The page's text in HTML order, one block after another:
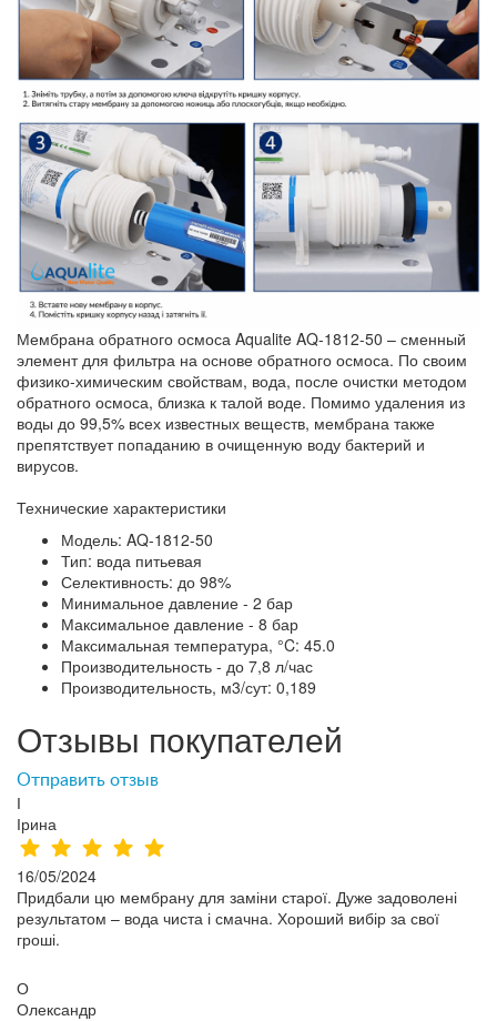
Мембрана обратного осмоса Aqualite AQ-1812-50 – сменный
элемент для фильтра на основе обратного осмоса. По своим
физико-химическим свойствам, вода, после очистки методом
обратного осмоса, близка к талой воде. Помимо удаления из
воды до 99,5% всех известных веществ, мембрана также
препятствует попаданию в очищенную воду бактерий и
вирусов.
Технические характеристики
Модель: AQ-1812-50
Тип: вода питьевая
Селективность: до 98%
Минимальное давление - 2 бар
Максимальное давление - 8 бар
Максимальная температура, °C: 45.0
Производительность - до 7,8 л/час
Производительность, м3/сут: 0,189
Отзывы покупателей
Отправить отзыв
І
Ірина
16/05/2024
Придбали цю мембрану для заміни старої. Дуже задоволені
результатом – вода чиста і смачна. Хороший вибір за свої
гроші.
О
Олександр